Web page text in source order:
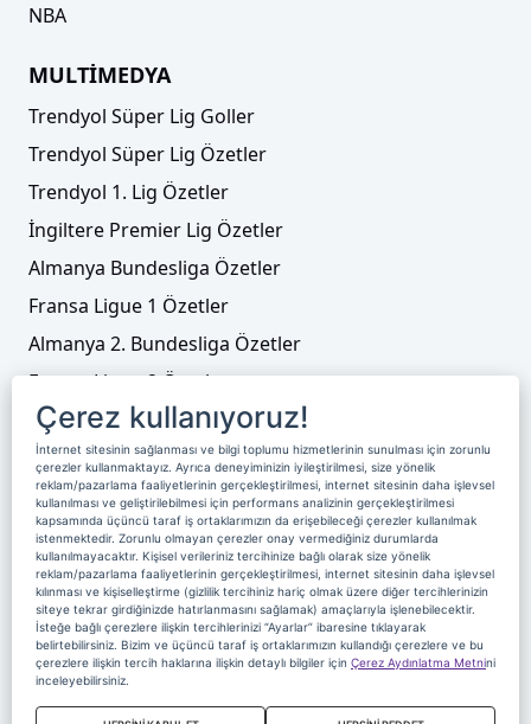
NBA
MULTİMEDYA
Trendyol Süper Lig Goller
Trendyol Süper Lig Özetler
Trendyol 1. Lig Özetler
İngiltere Premier Lig Özetler
Almanya Bundesliga Özetler
Fransa Ligue 1 Özetler
Almanya 2. Bundesliga Özetler
Fransa Ligue 2 Özetler
Tenis
Video Liste
Foto Galeriler
Üyelik Yayın Akışı Reklam
Site Sözleşmesi
Künye ve İletişim
Çerez Politikası
Çerez Yönetimi
Veri Sahibi Başvuru Formu
Nereden İzlerim
Copyright 2020 Digiturk Bu siteyi kullanarak sözleşmeyi kabul etmiş
Çerez kullanıyoruz!
İnternet sitesinin sağlanması ve bilgi toplumu hizmetlerinin sunulması için zorunlu
çerezler kullanmaktayız. Ayrıca deneyiminizin iyileştirilmesi, size yönelik
reklam/pazarlama faaliyetlerinin gerçekleştirilmesi, internet sitesinin daha işlevsel
kullanılması ve geliştirilebilmesi için performans analizinin gerçekleştirilmesi
kapsamında üçüncü taraf iş ortaklarımızın da erişebileceği çerezler kullanılmak
istenmektedir. Zorunlu olmayan çerezler onay vermediğiniz durumlarda
kullanılmayacaktır. Kişisel verileriniz tercihinize bağlı olarak size yönelik
reklam/pazarlama faaliyetlerinin gerçekleştirilmesi, internet sitesinin daha işlevsel
kılınması ve kişiselleştirme (gizlilik tercihiniz hariç olmak üzere diğer tercihlerinizin
siteye tekrar girdiğinizde hatırlanmasını sağlamak) amaçlarıyla işlenebilecektir.
İsteğe bağlı çerezlere ilişkin tercihlerinizi “Ayarlar” ibaresine tıklayarak
belirtebilirsiniz. Bizim ve üçüncü taraf iş ortaklarımızın kullandığı çerezlere ve bu
çerezlere ilişkin tercih haklarına ilişkin detaylı bilgiler için Çerez Aydınlatma Metnini
inceleyebilirsiniz.